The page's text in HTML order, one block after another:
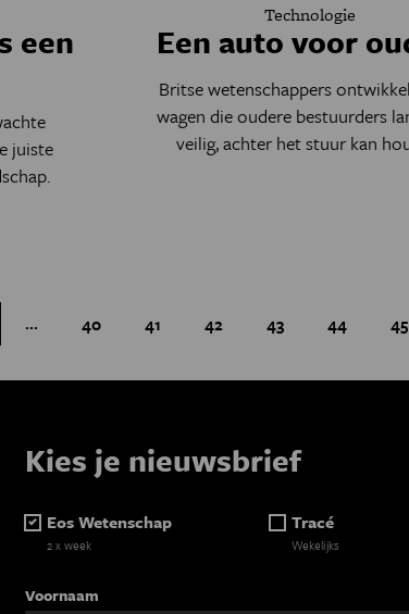
een
juiste
Technologie
Een auto voor
Britse wetenschappers
wagen die oudere bestuurders
veilig, achter het stuur kan
pagina
… Page
40 Page
41 Page
42 Page
43 Page
44 45
Kies je nieuwsbrief
Eos Wetenschap
2 x week
Tracé
Wekelijks
Voornaam